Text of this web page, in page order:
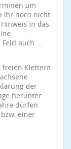
um
Ihr noch nicht
in das
auch ...
freien Klettern
der
herunter
dürfen
einer